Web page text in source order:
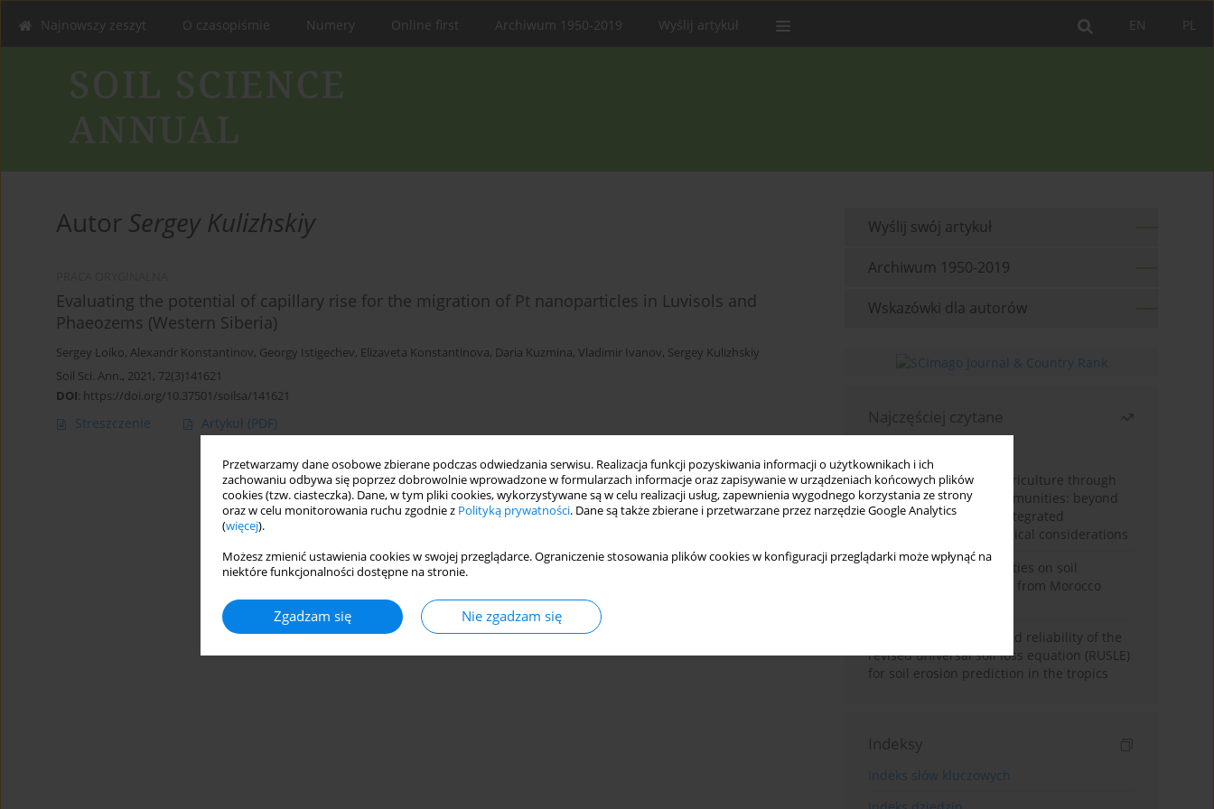
Przetwarzamy dane osobowe zbierane podczas odwiedzania serwisu. Realizacja funkcji pozyskiwania informacji o użytkownikach i ich
zachowaniu odbywa się poprzez dobrowolnie wprowadzone w formularzach informacje oraz zapisywanie w urządzeniach końcowych plików
cookies (tzw. ciasteczka). Dane, w tym pliki cookies, wykorzystywane są w celu realizacji usług, zapewnienia wygodnego korzystania ze strony
oraz w celu monitorowania ruchu zgodnie z Polityką prywatności. Dane są także zbierane i przetwarzane przez narzędzie Google Analytics
(więcej).
Możesz zmienić ustawienia cookies w swojej przeglądarce. Ograniczenie stosowania plików cookies w konfiguracji przeglądarki może wpłynąć na
niektóre funkcjonalności dostępne na stronie.
Zgadzam się Nie zgadzam się
PL
EN
Najnowszy zeszyt O czasopiśmie Numery Online first Archiwum 1950-2019 Wyślij artykuł
Autor Sergey Kulizhskiy
Evaluating the potential of capillary rise for the migration of Pt nanoparticles in Luvisols and
Phaeozems (Western Siberia)
Sergey Loiko, Alexandr Konstantinov, Georgy Istigechev, Elizaveta Konstantinova, Daria Kuzmina, Vladimir Ivanov, Sergey Kulizhskiy
Soil Sci. Ann., 2021, 72(3)141621
DOI: https://doi.org/10.37501/soilsa/141621
Streszczenie Artykuł (PDF)
Wyślij swój artykuł
Archiwum 1950-2019
Wskazówki dla autorów
Najczęściej czytane
Towards sustainable agriculture through
synthetic microbial communities: beyond
multifunctional roles, integrated
applications, and ecological considerations
Impacts of mining activities on soil
properties: case studies from Morocco
Revisiting the questioned reliability of the
revised universal soil loss equation (RUSLE)
for soil erosion prediction in the tropics
Indeksy
Indeks słów kluczowych